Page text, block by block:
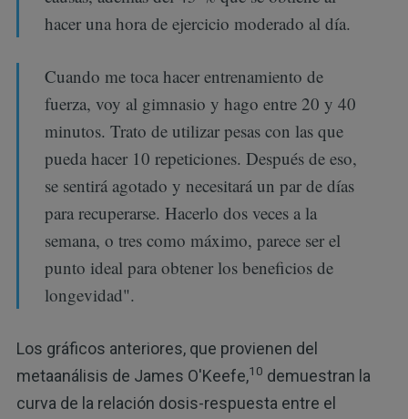
hacer una hora de ejercicio moderado al día.
Cuando me toca hacer entrenamiento de
fuerza, voy al gimnasio y hago entre 20 y 40
minutos. Trato de utilizar pesas con las que
pueda hacer 10 repeticiones. Después de eso,
se sentirá agotado y necesitará un par de días
para recuperarse. Hacerlo dos veces a la
semana, o tres como máximo, parece ser el
punto ideal para obtener los beneficios de
longevidad".
Los gráficos anteriores, que provienen del
metaanálisis de James O'Keefe,10 demuestran la
curva de la relación dosis-respuesta entre el